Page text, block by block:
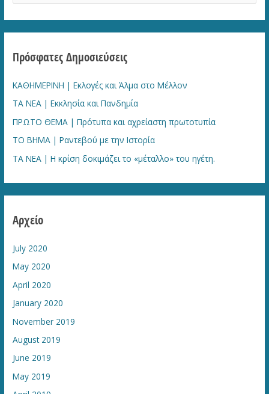
h
r
:
Πρόσφατες Δημοσιεύσεις
ΚΑΘΗΜΕΡΙΝΗ | Εκλογές και Άλμα στο Μέλλον
ΤΑ ΝΕΑ | Εκκλησία και Πανδημία
ΠΡΩΤΟ ΘΕΜΑ | Πρότυπα και αχρείαστη πρωτοτυπία
ΤΟ ΒΗΜΑ | Ραντεβού με την Ιστορία
TA NEA | Η κρίση δοκιμάζει το «μέταλλο» του ηγέτη.
Αρχείο
July 2020
May 2020
April 2020
January 2020
November 2019
August 2019
June 2019
May 2019